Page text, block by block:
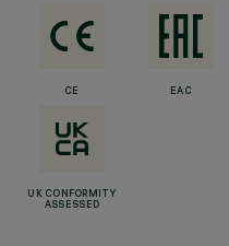
CE EAC
UK CONFORMITY
ASSESSED